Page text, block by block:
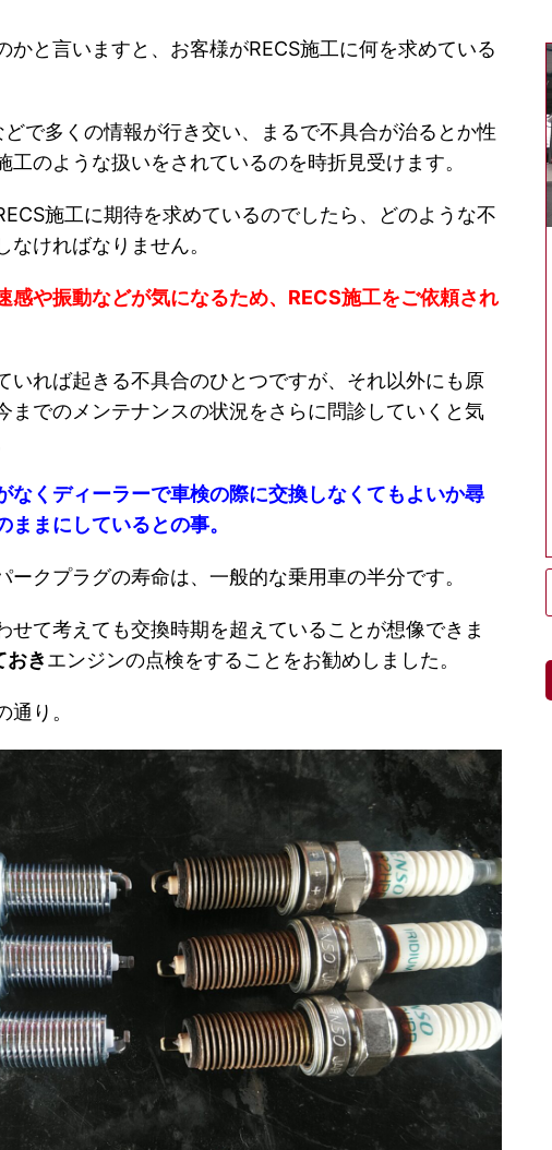
かと言いますと、お客様がRECS施工に何を求めている
で多くの情報が行き交い、まるで不具合が治るとか性
のような扱いをされているのを時折見受けます。
施工に期待を求めているのでしたら、どのような不
ければなりません。
感や振動などが気になるため、RECS施工をご依頼され
いれば起きる不具合のひとつですが、それ以外にも原
までのメンテナンスの状況をさらに問診していくと気
なくディーラーで車検の際に交換しなくてもよいか尋
まにしているとの事。
クプラグの寿命は、一般的な乗用車の半分です。
せて考えても交換時期を超えていることが想像できま
おきエンジンの点検をすることをお勧めしました。
り。